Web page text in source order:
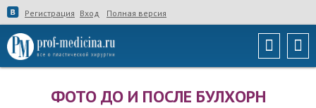
Регистрация Вход Полная версия
ФОТО ДО И ПОСЛЕ БУЛХОРН